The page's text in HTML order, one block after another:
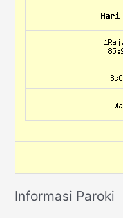
Informasi Paroki